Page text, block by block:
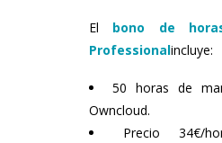
El bono de
Professionalincluye:
50 horas de
Owncloud.
Precio 34€/